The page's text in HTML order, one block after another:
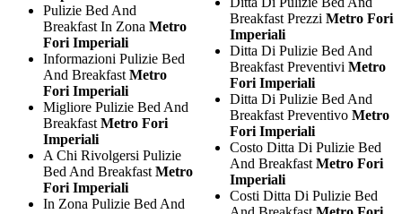
Pulizie Bed And
Breakfast In Zona Metro
Fori Imperiali
Informazioni Pulizie Bed
And Breakfast Metro
Fori Imperiali
Migliore Pulizie Bed And
Breakfast Metro Fori
Imperiali
A Chi Rivolgersi Pulizie
Bed And Breakfast Metro
Fori Imperiali
In Zona Pulizie Bed And
Breakfast Prezzi Metro Fori
Imperiali
Ditta Di Pulizie Bed And
Breakfast Preventivi Metro
Fori Imperiali
Ditta Di Pulizie Bed And
Breakfast Preventivo Metro
Fori Imperiali
Costo Ditta Di Pulizie Bed
And Breakfast Metro Fori
Imperiali
Costi Ditta Di Pulizie Bed